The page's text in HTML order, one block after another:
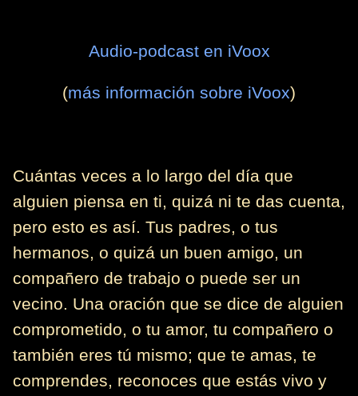
Audio-podcast en iVoox
(más información sobre iVoox)
Cuántas veces a lo largo del día que
alguien piensa en ti, quizá ni te das cuenta,
pero esto es así. Tus padres, o tus
hermanos, o quizá un buen amigo, un
compañero de trabajo o puede ser un
vecino. Una oración que se dice de alguien
comprometido, o tu amor, tu compañero o
también eres tú mismo; que te amas, te
comprendes, reconoces que estás vivo y